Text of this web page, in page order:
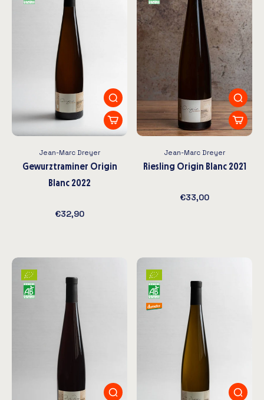
Jean-Marc Dreyer
Gewurztraminer Origin
Blanc 2022
€32,90
Jean-Marc Dreyer
Riesling Origin Blanc 2021
€33,00